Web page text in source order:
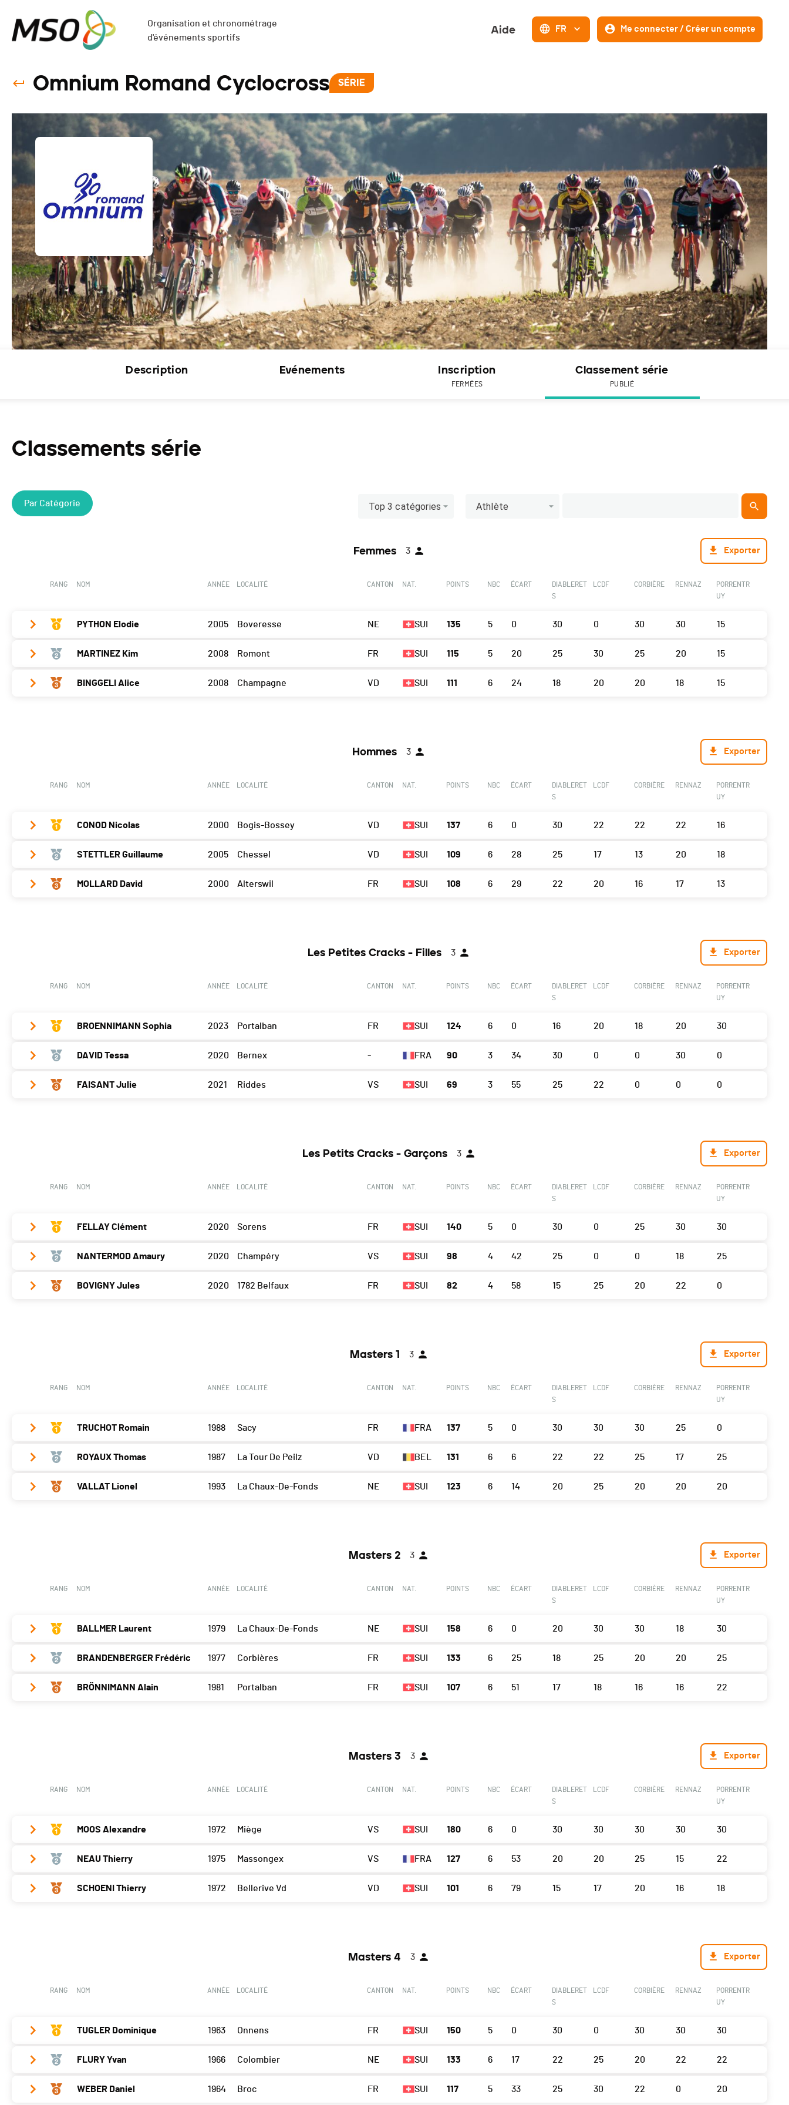
Organisation et chronométrage
d'événements sportifs
Aide FR Me connecter / Créer un compte
Omnium Romand Cyclocross SÉRIE
Description Evénements Inscription
FERMÉES
Classement série
PUBLIÉ
Classements série
Par Catégorie Top 3 catégories Athlète
Femmes 3 Exporter
RANG NOM ANNÉE LOCALITÉ CANTON NAT. POINTS NBC ÉCART
DIABLERET
S
LCDF CORBIÈRE RENNAZ
PORRENTR
UY
PYTHON Elodie 2005 Boveresse NE SUI 135 5 0 30 0 30 30 15
Bramois 30
MARTINEZ Kim 2008 Romont FR SUI 115 5 20 25 30 25 20 15
Bramois 0
BINGGELI Alice 2008 Champagne VD SUI 111 6 24 18 20 20 18 15
Hommes 3 Exporter
RANG NOM ANNÉE LOCALITÉ CANTON NAT. POINTS NBC ÉCART
DIABLERET
S
LCDF CORBIÈRE RENNAZ
PORRENTR
UY
CONOD Nicolas 2000 Bogis-Bossey VD SUI 137 6 0 30 22 22 22 16
Bramois 25
STETTLER Guillaume 2005 Chessel VD SUI 109 6 28 25 17 13 20 18
Bramois 16
MOLLARD David 2000 Alterswil FR SUI 108 6 29 22 20 16 17 13
Les Petites Cracks - Filles 3 Exporter
RANG NOM ANNÉE LOCALITÉ CANTON NAT. POINTS NBC ÉCART
DIABLERET
S
LCDF CORBIÈRE RENNAZ
PORRENTR
UY
BROENNIMANN Sophia 2023 Portalban FR SUI 124 6 0 16 20 18 20 30
Bramois 20
DAVID Tessa 2020 Bernex - FRA 90 3 34 30 0 0 30 0
Bramois 30
FAISANT Julie 2021 Riddes VS SUI 69 3 55 25 22 0 0 0
Les Petits Cracks - Garçons 3 Exporter
RANG NOM ANNÉE LOCALITÉ CANTON NAT. POINTS NBC ÉCART
DIABLERET
S
LCDF CORBIÈRE RENNAZ
PORRENTR
UY
FELLAY Clément 2020 Sorens FR SUI 140 5 0 30 0 25 30 30
Bramois 25
NANTERMOD Amaury 2020 Champéry VS SUI 98 4 42 25 0 0 18 25
Bramois 30
BOVIGNY Jules 2020 1782 Belfaux FR SUI 82 4 58 15 25 20 22 0
Masters 1 3 Exporter
RANG NOM ANNÉE LOCALITÉ CANTON NAT. POINTS NBC ÉCART
DIABLERET
S
LCDF CORBIÈRE RENNAZ
PORRENTR
UY
TRUCHOT Romain 1988 Sacy FR FRA 137 5 0 30 30 30 25 0
Bramois 22
ROYAUX Thomas 1987 La Tour De Peilz VD BEL 131 6 6 22 22 25 17 25
Bramois 20
VALLAT Lionel 1993 La Chaux-De-Fonds NE SUI 123 6 14 20 25 20 20 20
Masters 2 3 Exporter
RANG NOM ANNÉE LOCALITÉ CANTON NAT. POINTS NBC ÉCART
DIABLERET
S
LCDF CORBIÈRE RENNAZ
PORRENTR
UY
BALLMER Laurent 1979 La Chaux-De-Fonds NE SUI 158 6 0 20 30 30 18 30
Bramois 30
BRANDENBERGER Frédéric 1977 Corbières FR SUI 133 6 25 18 25 20 20 25
Bramois 25
BRÖNNIMANN Alain 1981 Portalban FR SUI 107 6 51 17 18 16 16 22
Masters 3 3 Exporter
RANG NOM ANNÉE LOCALITÉ CANTON NAT. POINTS NBC ÉCART
DIABLERET
S
LCDF CORBIÈRE RENNAZ
PORRENTR
UY
MOOS Alexandre 1972 Miège VS SUI 180 6 0 30 30 30 30 30
Bramois 30
NEAU Thierry 1975 Massongex VS FRA 127 6 53 20 20 25 15 22
Bramois 25
SCHOENI Thierry 1972 Bellerive Vd VD SUI 101 6 79 15 17 20 16 18
Masters 4 3 Exporter
RANG NOM ANNÉE LOCALITÉ CANTON NAT. POINTS NBC ÉCART
DIABLERET
S
LCDF CORBIÈRE RENNAZ
PORRENTR
UY
TUGLER Dominique 1963 Onnens FR SUI 150 5 0 30 0 30 30 30
Bramois 30
FLURY Yvan 1966 Colombier NE SUI 133 6 17 22 25 20 22 22
Bramois 22
WEBER Daniel 1964 Broc FR SUI 117 5 33 25 30 22 0 20